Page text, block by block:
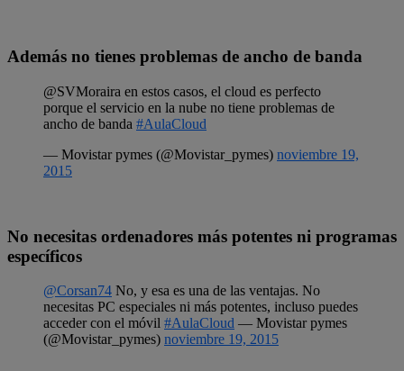
Además no tienes problemas de ancho de banda
@SVMoraira en estos casos, el cloud es perfecto
porque el servicio en la nube no tiene problemas de
ancho de banda #AulaCloud
— Movistar pymes (@Movistar_pymes) noviembre 19,
2015
No necesitas ordenadores más potentes ni programas
específicos
@Corsan74 No, y esa es una de las ventajas. No
necesitas PC especiales ni más potentes, incluso puedes
acceder con el móvil #AulaCloud — Movistar pymes
(@Movistar_pymes) noviembre 19, 2015